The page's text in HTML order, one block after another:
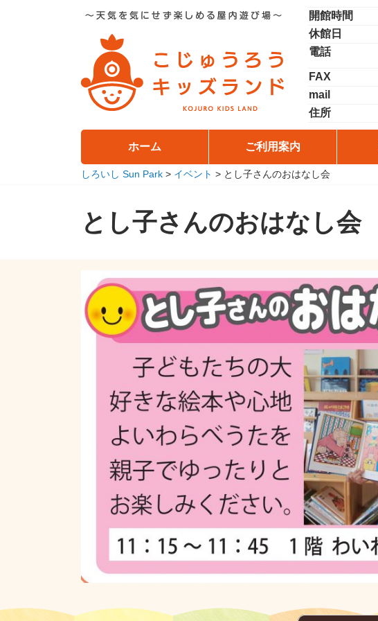
開館時間
休館日
電話
FAX
mail
住所
ホーム ご利用案内
しろいし Sun Park > イベント > とし子さんのおはなし会
とし子さんのおはなし会